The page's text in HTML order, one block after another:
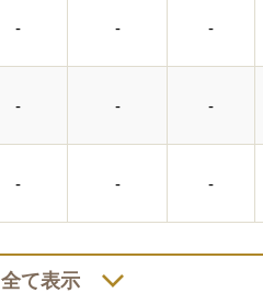
- - -
- - -
- - -
全て表示